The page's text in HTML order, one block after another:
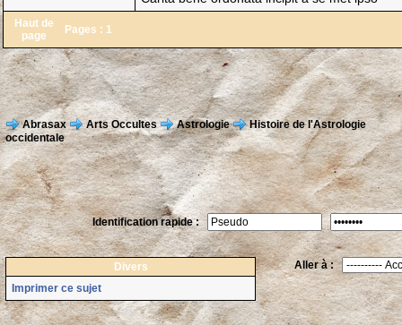
Haut de
page
Pages : 1
Abrasax Arts Occultes Astrologie
Histoire de l'Astrologie
occidentale
Identification rapide :
Divers
Imprimer ce sujet
Aller à :